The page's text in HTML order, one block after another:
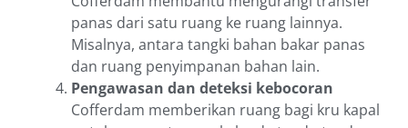
panas dari satu ruang ke ruang lainnya.
Misalnya, antara tangki bahan bakar panas
dan ruang penyimpanan bahan lain.
Pengawasan dan deteksi kebocoran
Cofferdam memberikan ruang bagi kru kapal